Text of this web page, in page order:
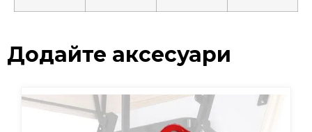
Додайте аксесуари